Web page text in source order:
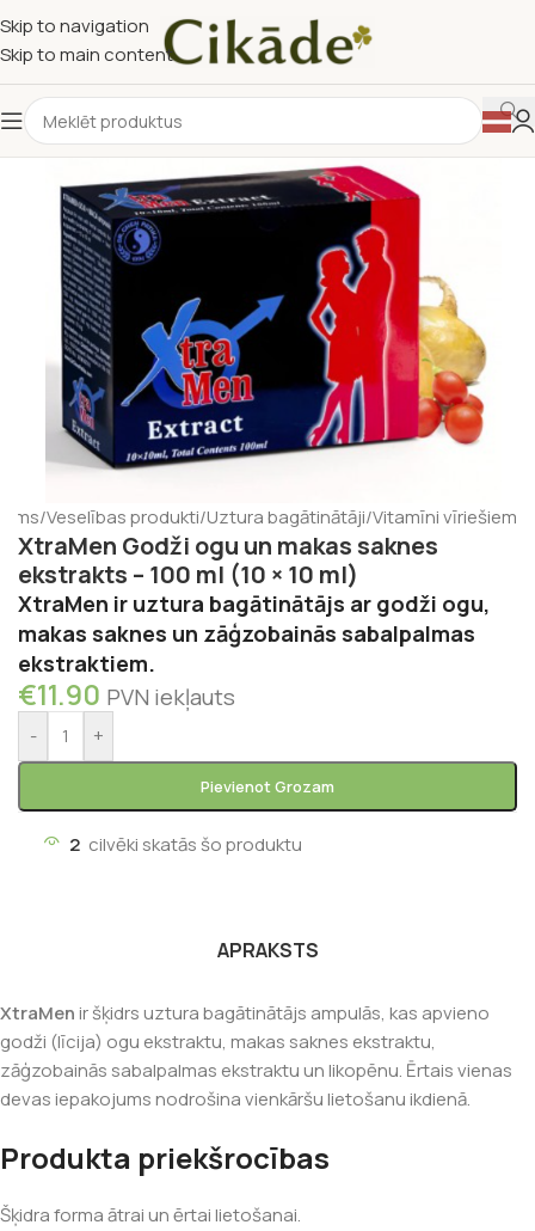
Skip to navigation
Skip to main content
/Veselības produkti/Uztura bagātinātāji/Vitamīni vīriešiem
XtraMen Godži ogu un makas saknes
ekstrakts – 100 ml (10 × 10 ml)
XtraMen ir uztura bagātinātājs ar godži ogu,
makas saknes un zāģzobainās sabalpalmas
ekstraktiem.
€11.90 PVN iekļauts
- +
Pievienot Grozam
2 cilvēki skatās šo produktu
APRAKSTS
XtraMenir šķidrs uztura bagātinātājs ampulās, kas apvieno
godži (līcija) ogu ekstraktu, makas saknes ekstraktu,
zāģzobainās sabalpalmas ekstraktu un likopēnu. Ērtais vienas
devas iepakojums nodrošina vienkāršu lietošanu ikdienā.
Produkta priekšrocības
Šķidra forma ātrai un ērtai lietošanai.